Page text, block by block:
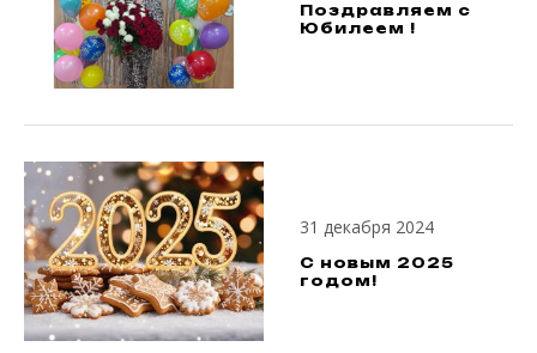
Поздравляем с
Юбилеем !
31 декабря 2024
С новым 2025
годом!